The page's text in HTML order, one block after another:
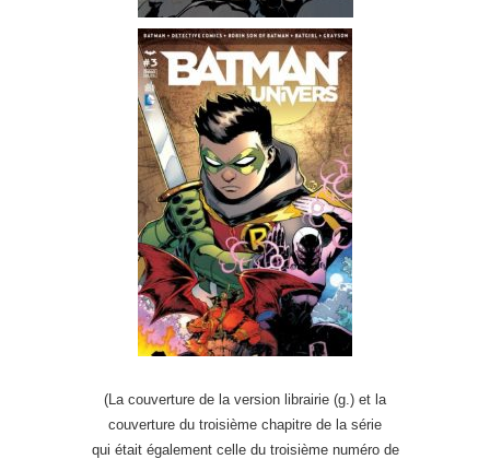
(La couverture de la version librairie (g.) et la
couverture du troisième chapitre de la série
qui était également celle du troisième numéro de